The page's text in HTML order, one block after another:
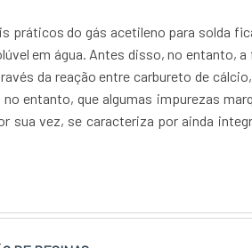
práticos do gás acetileno para solda
em água. Antes disso, no entanto, a
da reação entre carbureto de
entanto, que algumas impurezas
sua vez, se caracteriza por ainda